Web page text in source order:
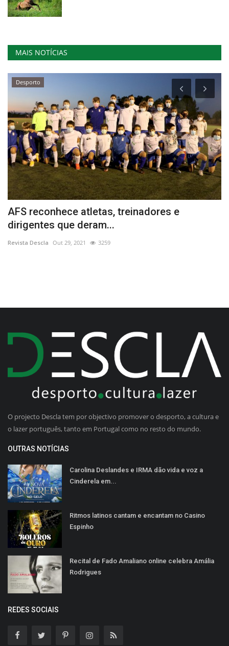
MAIS NOTÍCIAS
Desporto
AFS reconhece atletas, treinadores e
dirigentes que deram...
Revista Descla Out 29, 2021 3259
O projecto Descla tem por objectivo promover o desporto, a cultura e
o lazer português, tanto em Portugal como no resto do mundo.
OUTRAS NOTÍCIAS
Carolina Deslandes e IRMA dão vida e voz a
Cinderela em...
Ritmos latinos cantam e encantam no Casino
Espinho
Recital de Fado Amaliano online celebra Amália
Rodrigues
REDES SOCIAIS